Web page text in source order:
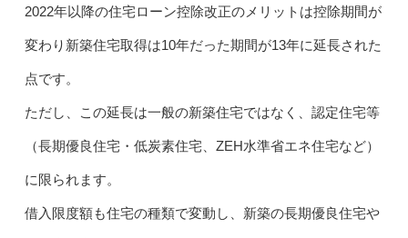
2022年以降の住宅ローン控除改正のメリットは控除期間が
変わり新築住宅取得は10年だった期間が13年に延長された
点です。
ただし、この延長は一般の新築住宅ではなく、認定住宅等
（長期優良住宅・低炭素住宅、ZEH水準省エネ住宅など）
に限られます。
借入限度額も住宅の種類で変動し、新築の長期優良住宅や